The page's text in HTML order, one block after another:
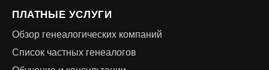
ПЛАТНЫЕ УСЛУГИ
Обзор генеалогических компаний
Список частных генеалогов